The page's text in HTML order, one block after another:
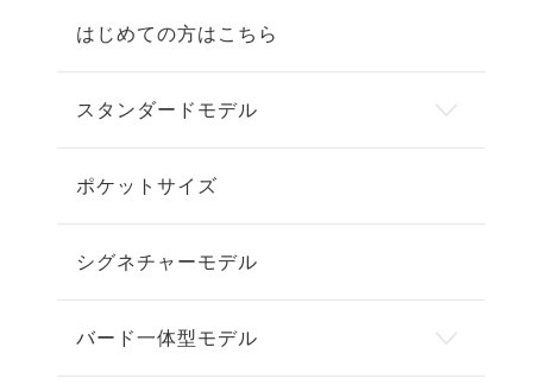
はじめての方はこちら
スタンダードモデル
ポケットサイズ
シグネチャーモデル
バード一体型モデル